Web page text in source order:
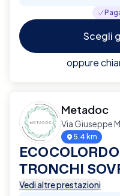
Scegli
oppure
Metadoc
Via Giuseppe
5.4 km
TRONCHI
Vedi altre prestazioni